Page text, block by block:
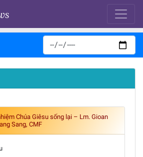
Chúa Giêsu sống lại – Lm. Gioan
Sang, CMF